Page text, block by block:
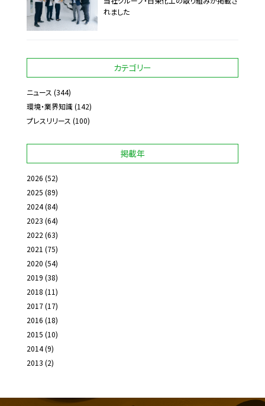
れました
カテゴリー
ニュース (344)
環境・業界知識(142)
プレスリリース (100)
掲載年
2026 (52)
2025 (89)
2024(84)
2023 (64)
2022 (63)
2021 (75)
2020 (54)
2019 (38)
2018 (11)
2017(17)
2016 (18)
2015 (10)
2014(9)
2013 (2)